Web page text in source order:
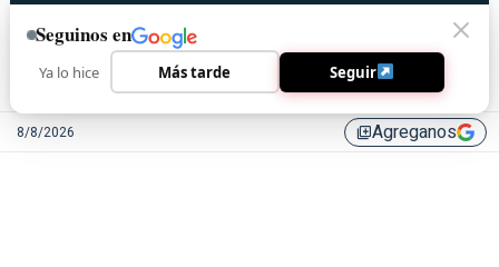
8/8/2026 library_addAgreganos
Seguinos en
Ya lo hice Más tarde Seguir